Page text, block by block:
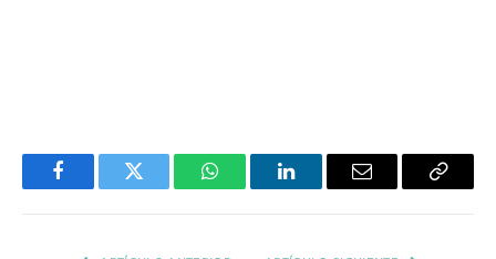
FacebookTwitter WhatsAppLinkedInEmail
Copiar